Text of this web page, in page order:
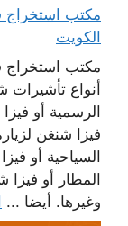
الكويت
مكتب استخراج
أنواع
الرسمية أو
فيزا شنغن
السياحية أو
المطار أو فيزا
وغيرها. أيضا ...